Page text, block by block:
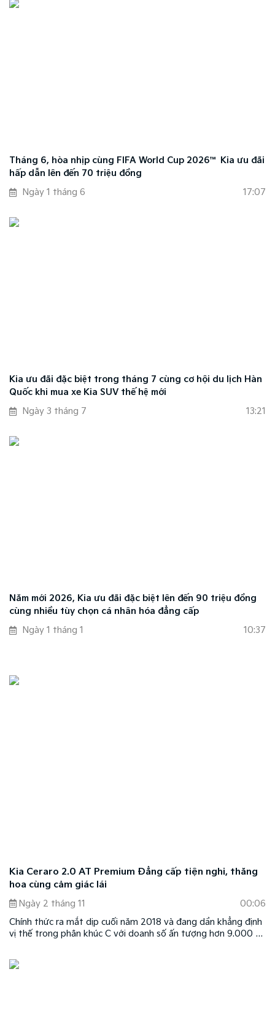
Tháng 6, hòa nhịp cùng FIFA World Cup 2026™ Kia ưu đãi
hấp dẫn lên đến 70 triệu đồng
Ngày 1 tháng 6
17:07
Kia ưu đãi đặc biệt trong tháng 7 cùng cơ hội du lịch Hàn
Quốc khi mua xe Kia SUV thế hệ mới
Ngày 3 tháng 7
13:21
Năm mới 2026, Kia ưu đãi đặc biệt lên đến 90 triệu đồng
cùng nhiều tùy chọn cá nhân hóa đẳng cấp
Ngày 1 tháng 1
10:37
Kia Ceraro 2.0 AT Premium Đẳng cấp tiện nghi, thăng
hoa cùng cảm giác lái
Ngày 2 tháng 11
00:06
Chính thức ra mắt dịp cuối năm 2018 và đang dần khẳng định
vị thế trong phân khúc C với doanh số ấn tượng hơn 9.000 xe
tháng. Kia Cerato sở hữu ngoại hình đậm chất thể thao và
năng động theo phong cách thiết kế Fastback, đi cùng hàng